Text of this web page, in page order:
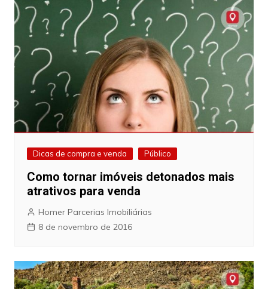
Dicas de compra e venda Público
Como tornar imóveis detonados mais
atrativos para venda
Homer Parcerias Imobiliárias
8 de novembro de 2016